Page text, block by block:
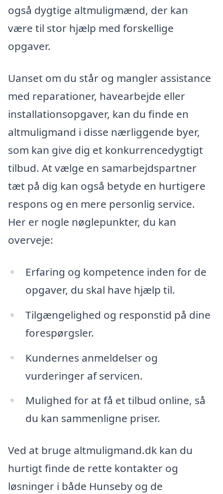
også dygtige altmuligmænd, der kan
være til stor hjælp med forskellige
opgaver.
Uanset om du står og mangler assistance
med reparationer, havearbejde eller
installationsopgaver, kan du finde en
altmuligmand i disse nærliggende byer,
som kan give dig et konkurrencedygtigt
tilbud. At vælge en samarbejdspartner
tæt på dig kan også betyde en hurtigere
respons og en mere personlig service.
Her er nogle nøglepunkter, du kan
overveje:
Erfaring og kompetence inden for de
opgaver, du skal have hjælp til.
Tilgængelighed og responstid på dine
forespørgsler.
Kundernes anmeldelser og
vurderinger af servicen.
Mulighed for at få et tilbud online, så
du kan sammenligne priser.
Ved at bruge altmuligmand.dk kan du
hurtigt finde de rette kontakter og
løsninger i både Hunseby og de